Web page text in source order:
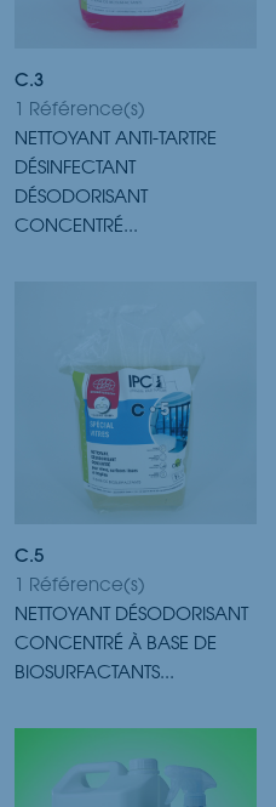
C.3
1 Référence(s)
NETTOYANT ANTI-TARTRE
DÉSINFECTANT
DÉSODORISANT
CONCENTRÉ...
C.5
1 Référence(s)
NETTOYANT DÉSODORISANT
CONCENTRÉ À BASE DE
BIOSURFACTANTS...